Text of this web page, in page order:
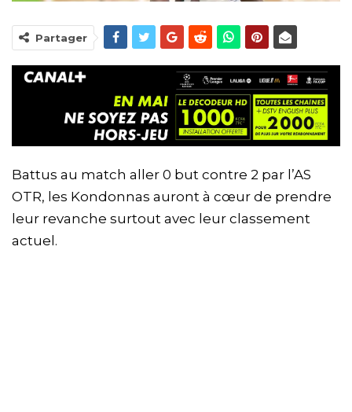
Partager
Battus au match aller 0 but contre 2 par l’AS
OTR, les Kondonnas auront à cœur de prendre
leur revanche surtout avec leur classement
actuel.